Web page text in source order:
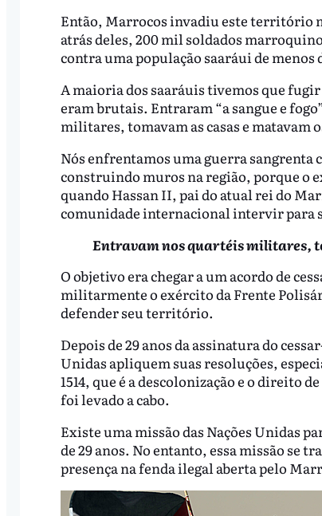
Então, Marrocos invadiu este território
atrás deles, 200 mil soldados
contra uma população saaráui de menos
A maioria dos saaráuis tivemos que
eram brutais. Entraram “a sangue e
militares, tomavam as casas e matavam
Nós enfrentamos uma guerra sangrenta
construindo muros na região, porque o
quando Hassan II, pai do atual rei do
comunidade internacional intervir para
Entravam nos quartéis militares,
O objetivo era chegar a um acordo de
militarmente o exército da Frente
defender seu território.
Depois de 29 anos da assinatura do
Unidas apliquem suas resoluções,
1514, que é a descolonização e o direito
foi levado a cabo.
Existe uma missão das Nações Unidas
de 29 anos. No entanto, essa missão se
presença na fenda ilegal aberta pelo